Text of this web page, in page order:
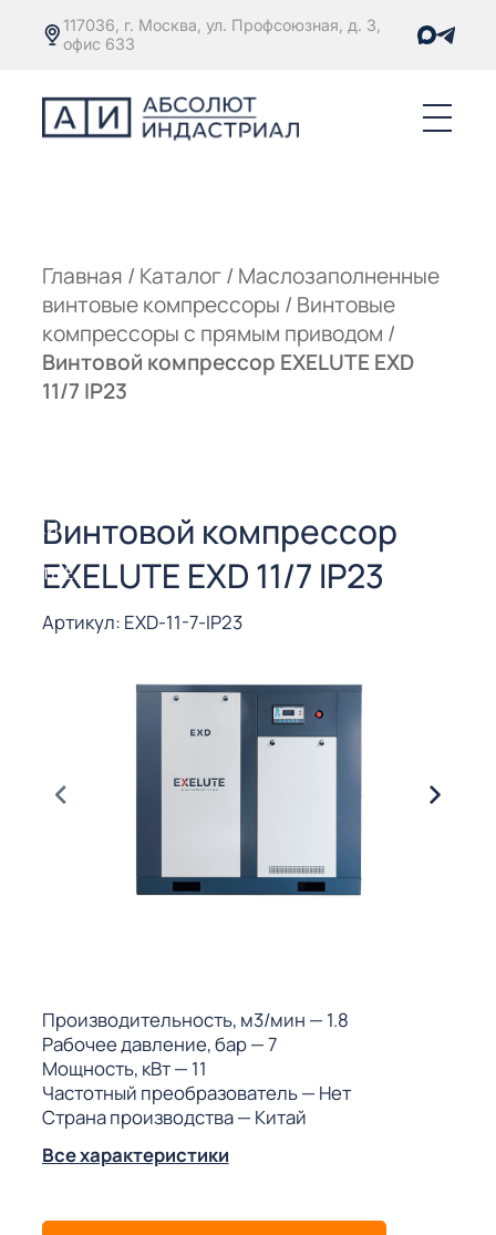
117036, г. Москва, ул. Профсоюзная, д. 3,
офис 633
Главная / Каталог/ Маслозаполненные
винтовые компрессоры / Винтовые
компрессоры с прямым приводом /
Винтовой компрессор EXELUTE EXD
11/7 IP23
Винтовой компрессор
EXELUTE EXD 11/7 IP23
Артикул: EXD-11-7-IP23
Производительность, м3/мин — 1.8
Рабочее давление, бар— 7
Мощность, кВт— 11
Частотный преобразователь— Нет
Страна производства— Китай
Все характеристики
РЕЗКИ